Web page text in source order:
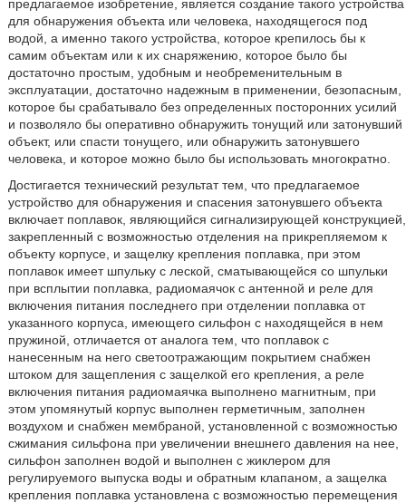
предлагаемое изобретение, является создание такого устройства
для обнаружения объекта или человека, находящегося под
водой, а именно такого устройства, которое крепилось бы к
самим объектам или к их снаряжению, которое было бы
достаточно простым, удобным и необременительным в
эксплуатации, достаточно надежным в применении, безопасным,
которое бы срабатывало без определенных посторонних усилий
и позволяло бы оперативно обнаружить тонущий или затонувший
объект, или спасти тонущего, или обнаружить затонувшего
человека, и которое можно было бы использовать многократно.
Достигается технический результат тем, что предлагаемое
устройство для обнаружения и спасения затонувшего объекта
включает поплавок, являющийся сигнализирующей конструкцией,
закрепленный с возможностью отделения на прикрепляемом к
объекту корпусе, и защелку крепления поплавка, при этом
поплавок имеет шпульку с леской, сматывающейся со шпульки
при всплытии поплавка, радиомаячок с антенной и реле для
включения питания последнего при отделении поплавка от
указанного корпуса, имеющего сильфон с находящейся в нем
пружиной, отличается от аналога тем, что поплавок с
нанесенным на него светоотражающим покрытием снабжен
штоком для защепления с защелкой его крепления, а реле
включения питания радиомаячка выполнено магнитным, при
этом упомянутый корпус выполнен герметичным, заполнен
воздухом и снабжен мембраной, установленной с возможностью
сжимания сильфона при увеличении внешнего давления на нее,
сильфон заполнен водой и выполнен с жиклером для
регулируемого выпуска воды и обратным клапаном, а защелка
крепления поплавка установлена с возможностью перемещения